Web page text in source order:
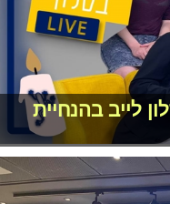
לייב בהנחיית